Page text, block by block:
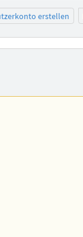
erstellen